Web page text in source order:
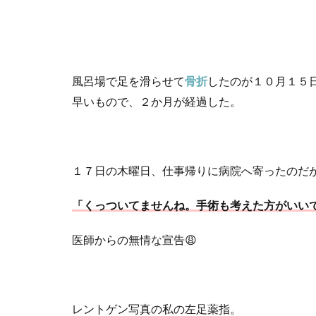
風呂場で足を滑らせて骨折したのが１０月１５
早いもので、２か月が経過した。
１７日の木曜日、仕事帰りに病院へ寄ったのだ
「くっついてませんね。手術も考えた方がいい
医師からの無情な宣告😩
レントゲン写真の私の左足薬指。